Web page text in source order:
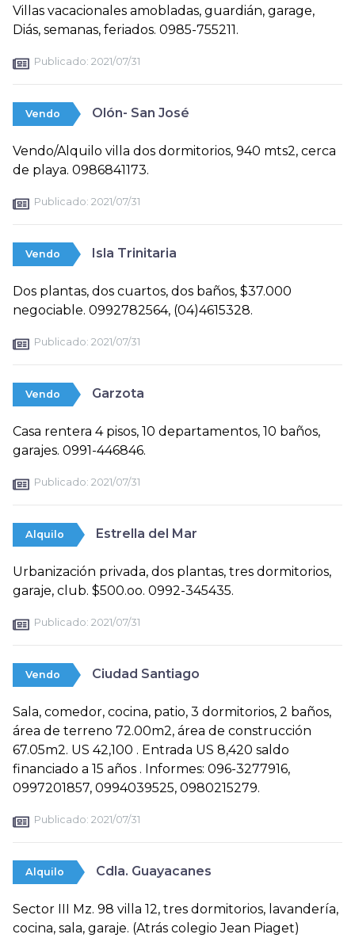
Villas vacacionales amobladas, guardián, garage,
Diás, semanas, feriados. 0985-755211.
Publicado: 2021/07/31
Vendo Olón- San José
Vendo/Alquilo villa dos dormitorios, 940 mts2, cerca
de playa. 0986841173.
Publicado: 2021/07/31
Vendo Isla Trinitaria
Dos plantas, dos cuartos, dos baños, $37.000
negociable. 0992782564, (04)4615328.
Publicado: 2021/07/31
Vendo Garzota
Casa rentera 4 pisos, 10 departamentos, 10 baños,
garajes. 0991-446846.
Publicado: 2021/07/31
Alquilo Estrella del Mar
Urbanización privada, dos plantas, tres dormitorios,
garaje, club. $500.oo. 0992-345435.
Publicado: 2021/07/31
Vendo Ciudad Santiago
Sala, comedor, cocina, patio, 3 dormitorios, 2 baños,
área de terreno 72.00m2, área de construcción
67.05m2. US 42,100 . Entrada US 8,420 saldo
financiado a 15 años . Informes: 096-3277916,
0997201857, 0994039525, 0980215279.
Publicado: 2021/07/31
Alquilo Cdla. Guayacanes
Sector III Mz. 98 villa 12, tres dormitorios, lavandería,
cocina, sala, garaje. (Atrás colegio Jean Piaget)